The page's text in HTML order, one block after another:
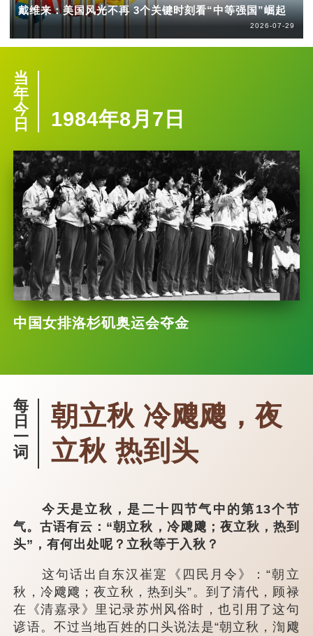
戴维来：美国风光不再 3个关键时刻看“中等强国”崛起
2026-07-29
当
年
今
日
1984年8月7日
中国女排洛杉矶奥运会夺金
每
日
一
词
朝立秋 冷飕飕，夜
立秋 热到头
今天是立秋，是二十四节气中的第13个节
气。古语有云：“朝立秋，冷飕飕；夜立秋，热到
头”，有何出处呢？立秋等于入秋？
这句话出自东汉崔寔《四民月令》：“朝立
秋，冷飕飕；夜立秋，热到头”。到了清代，顾禄
在《清嘉录》里记录苏州风俗时，也引用了这句
谚语。不过当地百姓的口头说法是“朝立秋，渹飕